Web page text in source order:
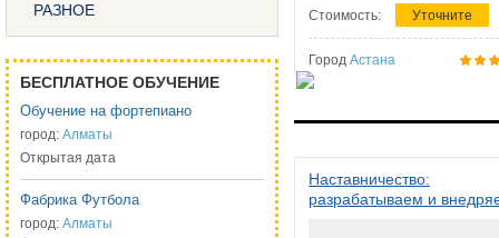
РАЗНОЕ
БЕСПЛАТНОЕ ОБУЧЕНИЕ
Обучение на фортепиано
город: Алматы
Открытая дата
Фабрика Футбола
город: Алматы
Стоимость: Уточните
Город Астана
Наставничество:
разрабатываем и